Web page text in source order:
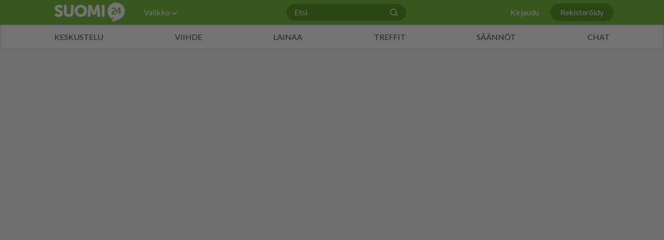
Valikko Kirjaudu Rekisteröidy
KESKUSTELU VIIHDE LAINAA TREFFIT SÄÄNNÖT CHAT